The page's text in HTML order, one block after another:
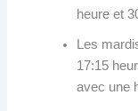
heure et
Les
17:15
avec une